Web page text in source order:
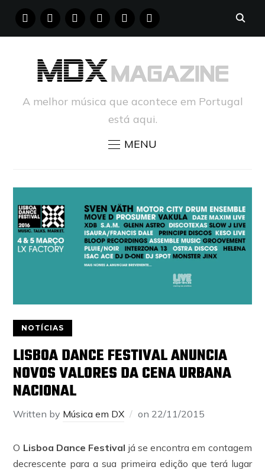
FACEBOOKINSTAGRAM
YOUTUBE PINTERESTTUMBLR
A melhor música que acontece em Portugal
está aqui.
MENU
NOTÍCIAS
LISBOA DANCE FESTIVAL ANUNCIA
NOVOS VALORES DA CENA URBANA
NACIONAL
Written by Música em DX on 22/11/2015
O Lisboa Dance Festival já se encontra em contagem
decrescente para a sua primeira edição que terá lugar